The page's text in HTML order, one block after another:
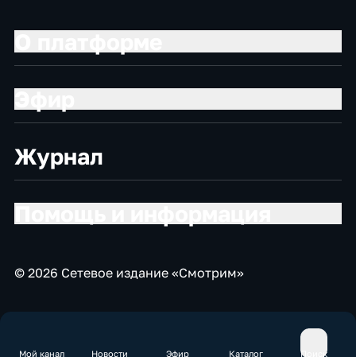
Мой канал Новости Эфир Каталог Поиск
Журнал
© 2026 Сетевое издание «Смотрим»